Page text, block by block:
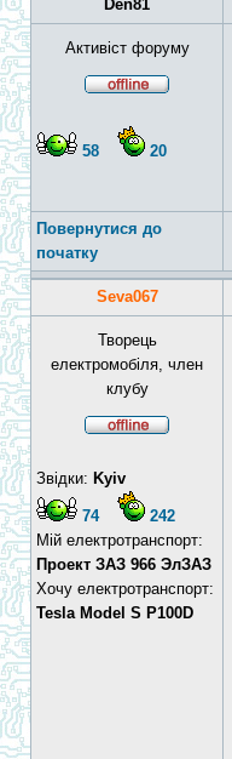
Den81
Активіст форуму
58 20
Повернутися до
початку
Seva067
Творець
електромобіля, член
клубу
Звідки: Kyiv
74
242
Мій електротранспорт:
Проект ЗАЗ 966 ЭлЗАЗ
Хочу електротранспорт:
Tesla Model S P100D